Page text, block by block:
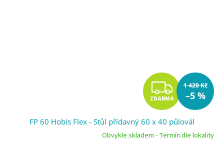
Z
D
A
ZDARMA
1 420 Kč
–5 %
FP 60 Hobis Flex - Stůl přídavný 60 x 40 půlovál
Obvykle skladem - Termín dle lokality